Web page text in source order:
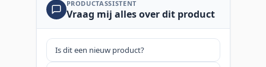
PRODUCTASSISTENT
Vraag mij alles over dit product
Is dit een nieuw product?